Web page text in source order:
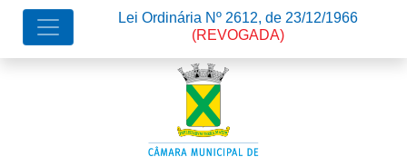
Lei Ordinária Nº 2612, de 23/12/1966
(REVOGADA)